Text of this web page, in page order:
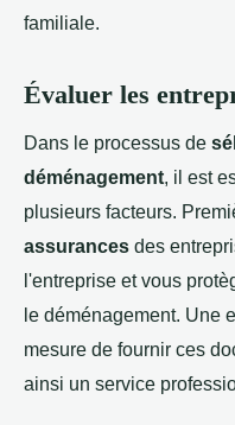
familiale.
Évaluer les
Dans le processus de
déménagement, il est
plusieurs facteurs.
assurances des
l'entreprise et vous
le déménagement. Une
mesure de fournir ces
ainsi un service